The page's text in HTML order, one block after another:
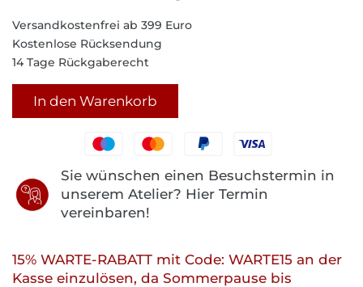
Versandkostenfrei ab 399 Euro
Kostenlose Rücksendung
14 Tage Rückgaberecht
In den Warenkorb
Sie wünschen einen Besuchstermin in
unserem Atelier? Hier Termin
vereinbaren!
15% WARTE-RABATT mit Code: WARTE15 an der
Kasse einzulösen, da Sommerpause bis